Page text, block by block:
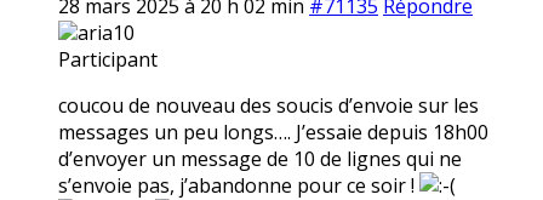
28 mars 2025 à 20 h 02 min #71135 Répondre
aria10
Participant
coucou de nouveau des soucis d’envoie sur les
messages un peu longs…. J’essaie depuis 18h00
d’envoyer un message de 10 de lignes qui ne
s’envoie pas, j’abandonne pour ce soir !